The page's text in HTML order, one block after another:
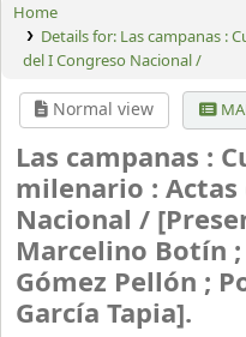
Home
Details for: Las campanas :
del I Congreso Nacional /
Normal view
Las campanas :
milenario :
Nacional /
Marcelino Botín
Gómez Pellón ;
García Tapia].